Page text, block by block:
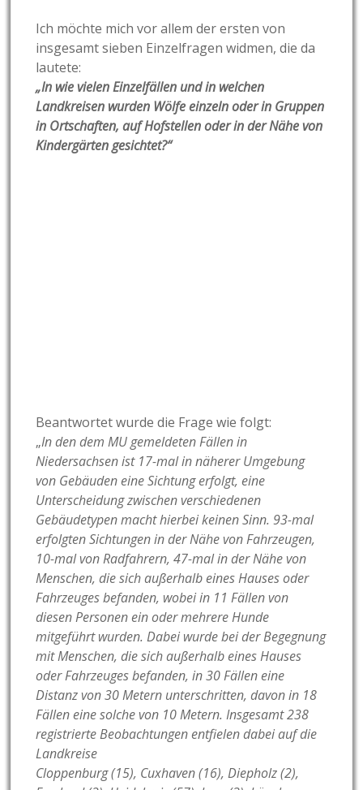
Ich möchte mich vor allem der ersten von
insgesamt sieben Einzelfragen widmen, die da
lautete:
„In wie vielen Einzelfällen und in welchen
Landkreisen wurden Wölfe einzeln oder in Gruppen
in Ortschaften, auf Hofstellen oder in der Nähe von
Kindergärten gesichtet?“
Beantwortet wurde die Frage wie folgt:
„In den dem MU gemeldeten Fällen in
Niedersachsen ist 17-mal in näherer Umgebung
von Gebäuden eine Sichtung erfolgt, eine
Unterscheidung zwischen verschiedenen
Gebäudetypen macht hierbei keinen Sinn. 93-mal
erfolgten Sichtungen in der Nähe von Fahrzeugen,
10-mal von Radfahrern, 47-mal in der Nähe von
Menschen, die sich außerhalb eines Hauses oder
Fahrzeuges befanden, wobei in 11 Fällen von
diesen Personen ein oder mehrere Hunde
mitgeführt wurden. Dabei wurde bei der Begegnung
mit Menschen, die sich außerhalb eines Hauses
oder Fahrzeuges befanden, in 30 Fällen eine
Distanz von 30 Metern unterschritten, davon in 18
Fällen eine solche von 10 Metern. Insgesamt 238
registrierte Beobachtungen entfielen dabei auf die
Landkreise
Cloppenburg (15), Cuxhaven (16), Diepholz (2),